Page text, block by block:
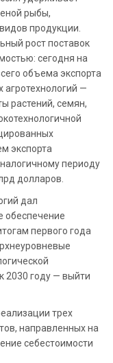
рыбы,
продукции.
рост поставок
сегодня на
объема экспорта
агротехнологий —
растений, семян,
экспорта
периоду
долларов.
дал
обеспечение
первого года
2030 году — выйти
трех
направленных на
себестоимости